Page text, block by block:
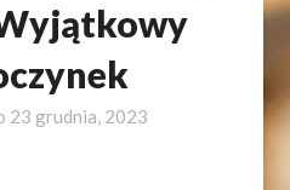
23 grudnia, 2023